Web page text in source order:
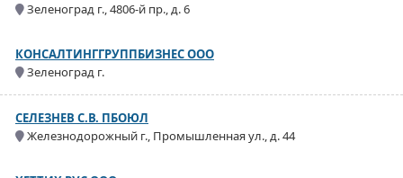
Зеленоград г., 4806-й пр., д. 6
КОНСАЛТИНГГРУППБИЗНЕС ООО
Зеленоград г.
СЕЛЕЗНЕВ С.В. ПБОЮЛ
Железнодорожный г., Промышленная ул., д. 44